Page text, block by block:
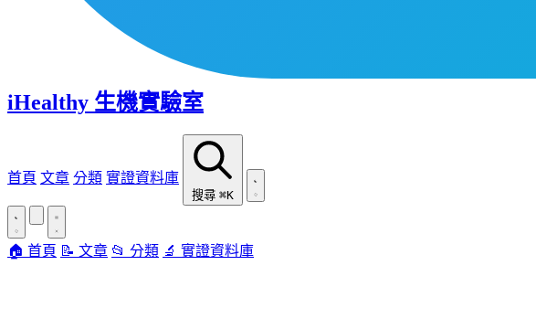
iHealthy 生機實驗室
首頁 文章 分類 實證資料庫
搜尋 ⌘K
🏠 首頁 📝 文章 📂 分類 🔬 實證資料庫